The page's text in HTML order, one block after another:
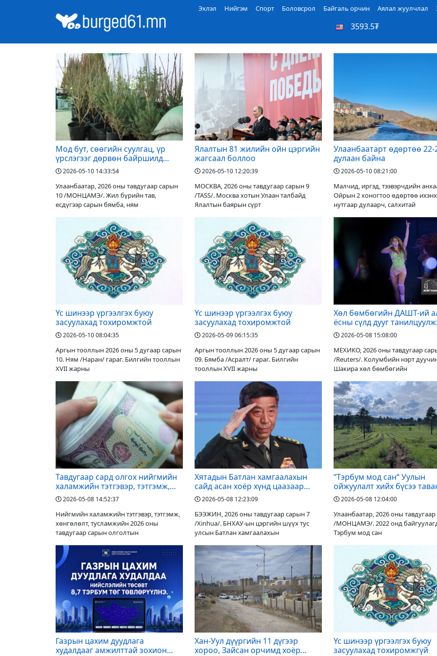
Эхлэл Нийгэм Спорт Боловсрол Байгаль орчин Аялал жуулчлал
3593.5₮
Мод бут, сөөгийн суулгац, үр
үрслэгээг дөрвөн байршилд
худалдаж байна
2026-05-10 14:33:54
Улаанбаатар, 2026 оны тавдугаар сарын
10 /МОНЦАМЭ/. Жил бүрийн тав,
есдүгээр сарын бямба, ням
Ялалтын 81 жилийн ойн цэргийн
жагсаал боллоо
2026-05-10 12:20:39
МОСКВА, 2026 оны тавдугаар сарын 9
/TASS/. Москва хотын Улаан талбайд
Ялалтын баярын сүрт
Улаанбаатарт өдөртөө 22-
дулаан байна
2026-05-10 08:21:00
Малчид, иргэд, тээвэрчдийн
Ойрын 2 хоногтоо өдөртөө ихэнх
нутгаар дулаарч, салхитай
Үс шинээр үргээлгэх буюу
засуулахад тохиромжтой
2026-05-10 08:04:35
Аргын тооллын 2026 оны 5 дугаар сарын
10. Ням /Наран/ гараг. Билгийн тооллын
XVII жарны
Үс шинээр үргээлгэх буюу
засуулахад тохиромжтой
2026-05-09 06:15:35
Аргын тооллын 2026 оны 5 дугаар сарын
09. Бямба /Асралт/ гараг. Билгийн
тооллын XVII жарны
Хөл бөмбөгийн ДАШТ-ий
ёсны сүлд дууг
2026-05-08 15:08:00
МЕХИКО, 2026 оны тавдугаар
/Reuters/. Колумбийн нэрт
Шакира хөл бөмбөгийн
Тавдугаар сард олгох нийгмийн
халамжийн тэтгэвэр, тэтгэмж,
хөнгөлөлт, тусламжийн хуваарь
2026-05-08 14:52:37
Нийгмийн халамжийн тэтгэвэр, тэтгэмж,
хөнгөлөлт, тусламжийн 2026 оны
тавдугаар сарын олголтын
Хятадын Батлан хамгаалахын
сайд асан хоёр хүнд цаазаар
авах ял оноожээ
2026-05-08 12:23:09
БЭЭЖИН, 2026 оны тавдугаар сарын 7
/Xinhua/. БНХАУ-ын цэргийн шүүх тус
улсын Батлан хамгаалахын
“Тэрбум мод сан“ Уулын
ойжуулалт хийх бүсээ
аймгаар тэллээ
2026-05-08 12:04:00
Улаанбаатар, 2026 оны
/МОНЦАМЭ/. 2022 онд байгуулагдсан
Тэрбум мод сан
Газрын цахим дуудлага
худалдааг амжилттай зохион
Хан-Уул дүүргийн 11 дүгээр
хороо, Зайсан орчимд хоёр
Үс шинээр үргээлгэх буюу
засуулахад тохиромжгүй